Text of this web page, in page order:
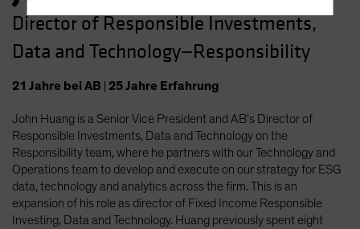
Hungary
Iceland
Latin America
Luxembourg and Other EMEA
Netherlands
New Zealand
Norway
Director of Responsible Investments,
Data and Technology—Responsibility
21 Jahre bei AB 25Jahre Erfahrung
John Huang is a Senior Vice President and AB’s Director of
Responsible Investments, Data and Technology on the
Responsibility team, where he partners with our Technology and
Operations team to develop and execute on our strategy for ESG
data, technology and analytics across the firm. This is an
expansion of his role as director of Fixed Income Responsible
Investing, Data and Technology. Huang previously spent eight